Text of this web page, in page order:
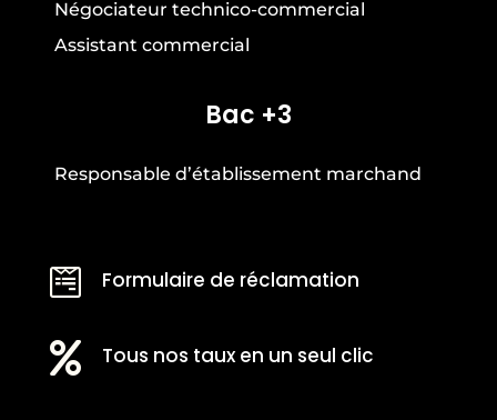
Négociateur technico-commercial
Assistant commercial
Bac +3
Responsable d’établissement marchand
 Formulaire de réclamation
 Tous nos taux en un seul clic